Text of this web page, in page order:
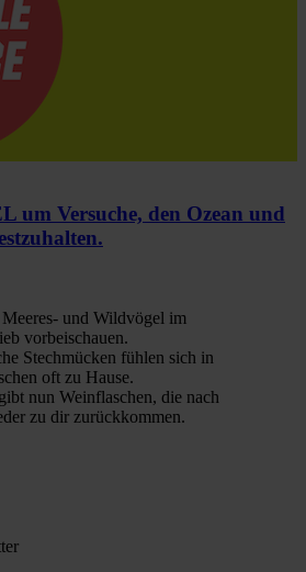
um Versuche, den Ozean und
und Wildvögel im
vorbeischauen.
Stechmücken fühlen sich in
oft zu Hause.
nun Weinflaschen, die nach
zu dir zurückkommen.